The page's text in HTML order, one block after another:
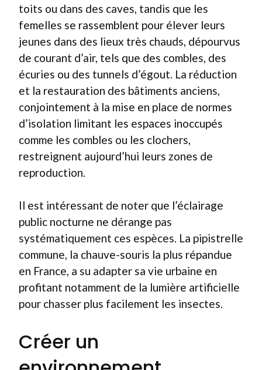
toits ou dans des caves, tandis que les
femelles se rassemblent pour élever leurs
jeunes dans des lieux très chauds, dépourvus
de courant d’air, tels que des combles, des
écuries ou des tunnels d’égout. La réduction
et la restauration des bâtiments anciens,
conjointement à la mise en place de normes
d’isolation limitant les espaces inoccupés
comme les combles ou les clochers,
restreignent aujourd’hui leurs zones de
reproduction.
Il est intéressant de noter que l’éclairage
public nocturne ne dérange pas
systématiquement ces espèces. La pipistrelle
commune, la chauve-souris la plus répandue
en France, a su adapter sa vie urbaine en
profitant notamment de la lumière artificielle
pour chasser plus facilement les insectes.
Créer un